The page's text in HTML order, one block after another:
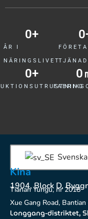
ÅR I
NÄRINGSLIVET
0+
0+
0
0
Svenska
Kina
1904, Block D,
Tianan Yungu, nr 2018
Xue Gang Road,
Longgang-distriktet,